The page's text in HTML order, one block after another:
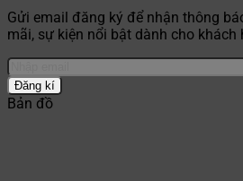
Gửi email đăng ký để nhận thông
mãi, sự kiện nổi bật dành cho khách
Bản đồ